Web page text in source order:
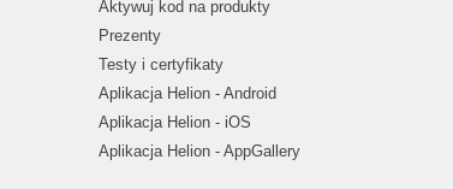
Aktywuj kod na produkty
Prezenty
Testy i certyfikaty
Aplikacja Helion - Android
Aplikacja Helion - iOS
Aplikacja Helion - AppGallery